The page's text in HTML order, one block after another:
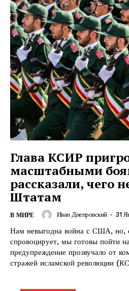
Глава КСИР
масштабными
рассказали, чего
Штатам
В МИРЕ Иван Днепровский - 31
Нам невыгодна война с США, но,
спровоцирует, мы готовы пойти
предупреждение прозвучало от
стражей исламской революции